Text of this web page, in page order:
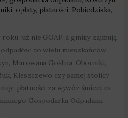
, opłaty, płatności, Pobiedziska,
już nie GOAP, a gminy zajmują
to wielu mieszkańców
Murowana Goślina, Oborniki,
Kleszczewo czy samej stolicy
płatności za wywóz śmieci na
Gospodarka Odpadami